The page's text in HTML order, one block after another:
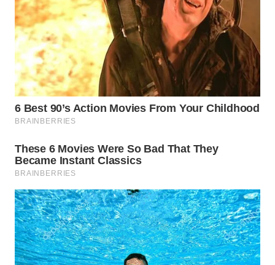
WN
NATUNA
WN
BINTAN
WN
WN
LIKUPANG
WN
LABUANBAJO
WN